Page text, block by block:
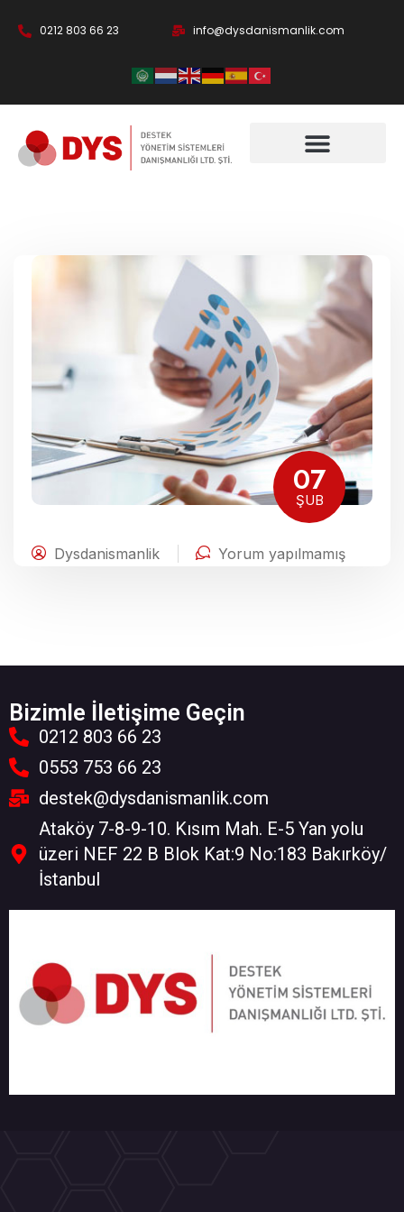
0212 803 66 23 info@dysdanismanlik.com
07
ŞUB
Dysdanismanlik Yorum yapılmamış
Bizimle İletişime Geçin
0212 803 66 23
0553 753 66 23
destek@dysdanismanlik.com
Ataköy 7-8-9-10. Kısım Mah. E-5 Yan yolu
üzeri NEF 22 B Blok Kat:9 No:183 Bakırköy/
İstanbul